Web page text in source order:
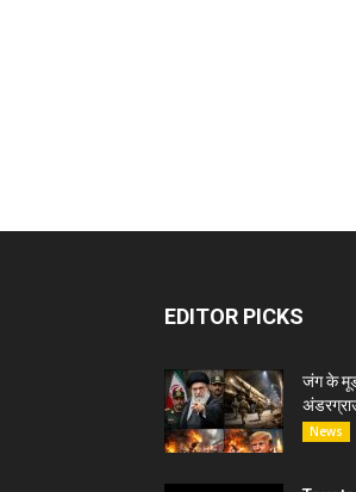
EDITOR PICKS
जंग के
News